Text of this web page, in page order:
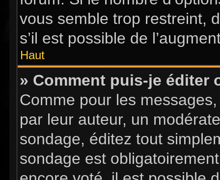
vous semble trop restreint,
s’il est possible de
Haut
» Comment puis-je éditer
Comme pour les
par leur auteur, un
sondage, éditez tout
sondage est